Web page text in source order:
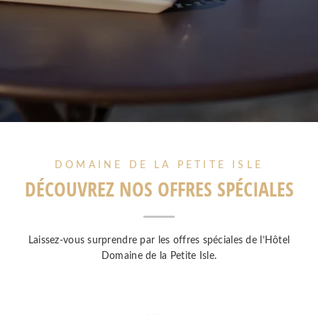
DOMAINE DE LA PETITE ISLE
DÉCOUVREZ NOS OFFRES SPÉCIALES
Laissez-vous surprendre par les offres spéciales de l’Hôtel
Domaine de la Petite Isle.
ACCUEIL
CHAMBRES
SERVICES